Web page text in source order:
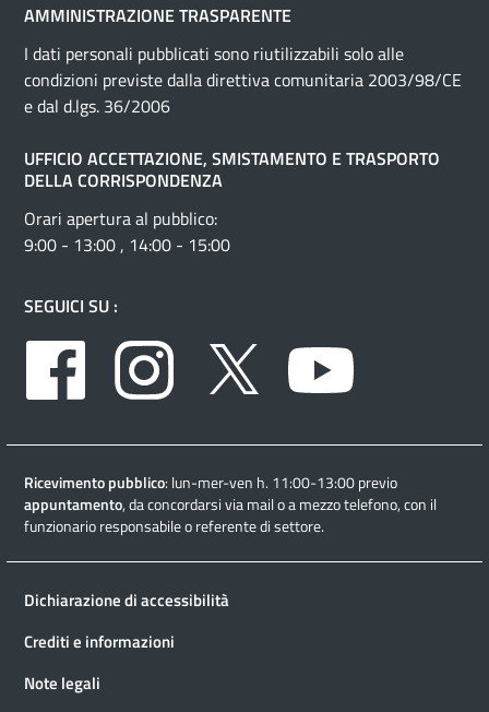
AMMINISTRAZIONE TRASPARENTE
I dati personali pubblicati sono riutilizzabili solo alle
condizioni previste dalla direttiva comunitaria 2003/98/CE
e dal d.lgs. 36/2006
UFFICIO ACCETTAZIONE, SMISTAMENTO E TRASPORTO
DELLA CORRISPONDENZA
Orari apertura al pubblico:
9:00 - 13:00 , 14:00 - 15:00
SEGUICI SU :
Facebook
Instagram Twitter
Ricevimento pubblico: lun-mer-ven h. 11:00-13:00 previo
appuntamento, da concordarsi via mail o a mezzo telefono, con il
funzionario responsabile o referente di settore.
Dichiarazione di accessibilità
Crediti e informazioni
Note legali